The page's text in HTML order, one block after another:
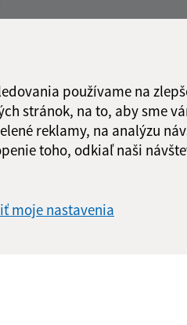
používame na
stránok, na to, aby sme
reklamy, na analýzu
toho, odkiaľ naši
moje nastavenia